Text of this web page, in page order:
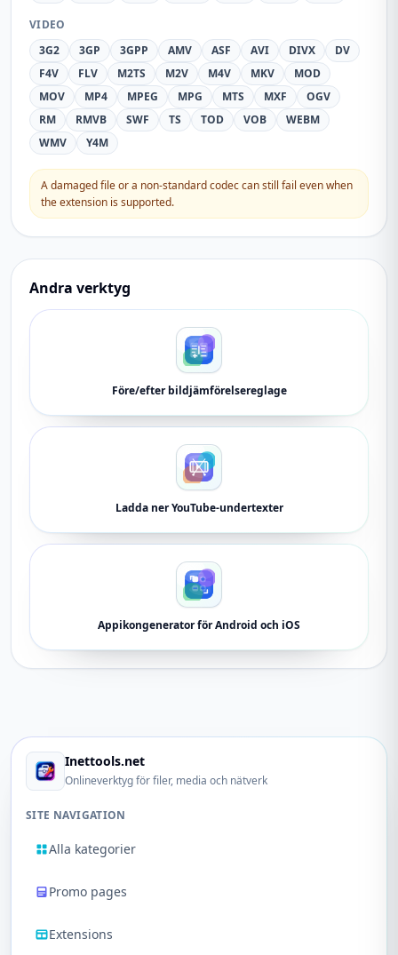
VIDEO
3G2
3GP 3GPP AMV ASF AVI DIVX
DV
F4V
FLV M2TS M2V M4V MKV
MOD
MOV
MP4 MPEG MPG MTS MXF
OGV
RM
RMVB SWF TS TOD VOB
WEBM
WMV
Y4M
A damaged file or a non-standard codec can still fail even when
the extension is supported.
Andra verktyg
Före/efter bildjämförelsereglage
Ladda ner YouTube-undertexter
Appikongenerator för Android och iOS
Inettools.net
Onlineverktyg för filer, media och nätverk
SITE NAVIGATION
Alla kategorier
Promo pages
Extensions